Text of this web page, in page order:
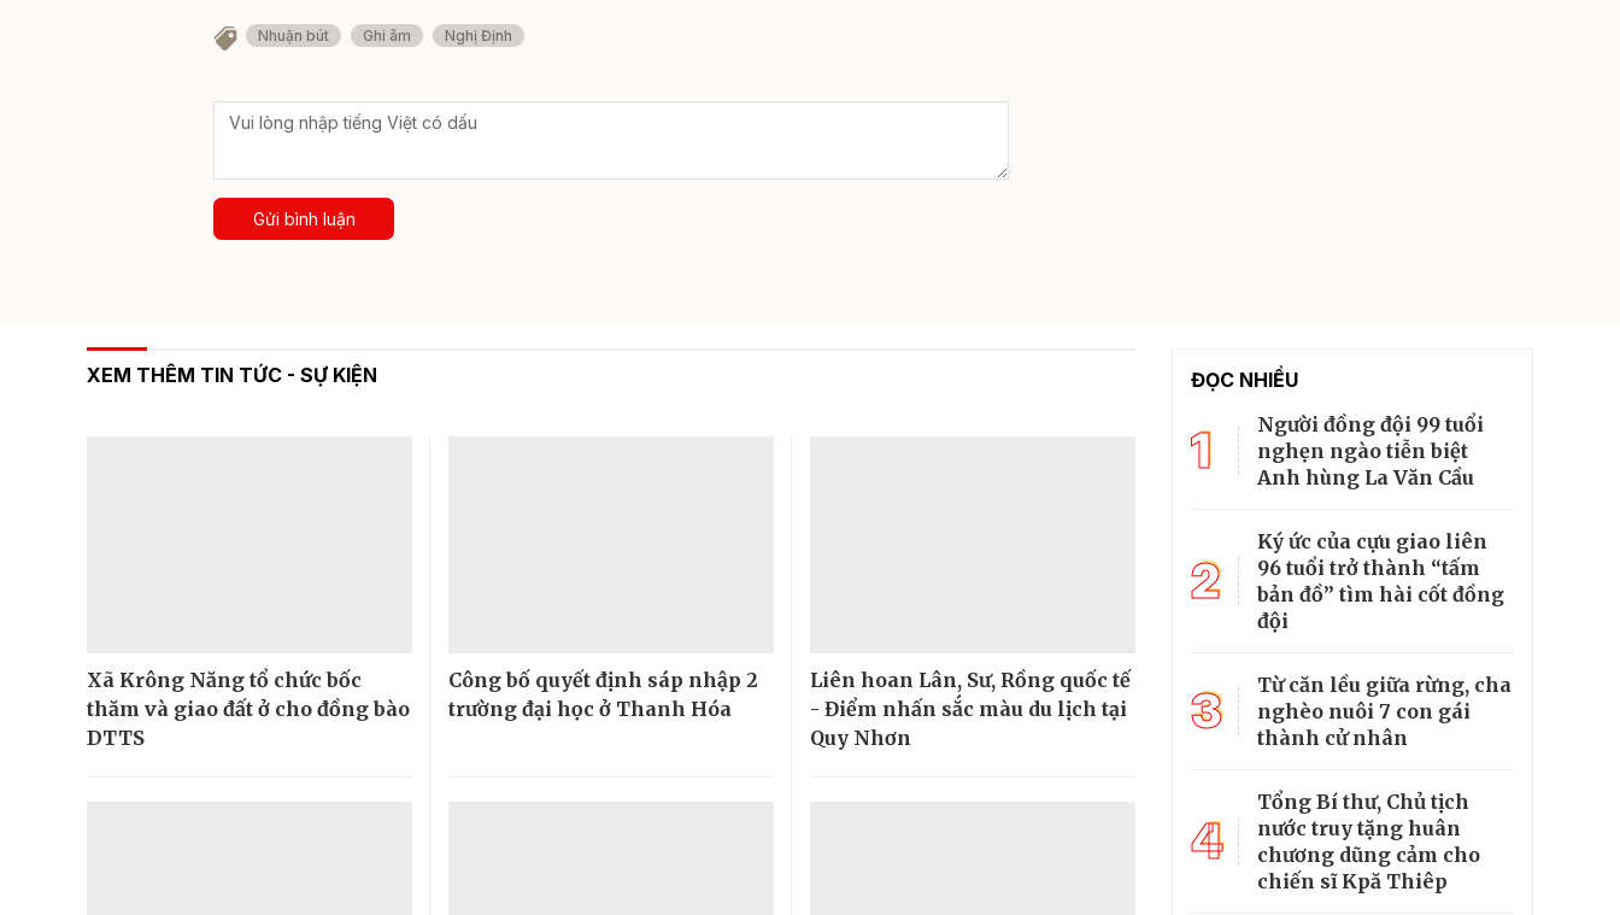
Nhuận bút Ghi âm Nghị Định
Gửi bình luận
XEM THÊM TIN TỨC - SỰ KIỆN
Xã Krông Năng tổ chức bốc
thăm và giao đất ở cho đồng bào
DTTS
Công bố quyết định sáp nhập 2
trường đại học ở Thanh Hóa
Liên hoan Lân, Sư, Rồng quốc tế
- Điểm nhấn sắc màu du lịch tại
Quy Nhơn
ĐỌC NHIỀU
1
Người đồng đội 99 tuổi
nghẹn ngào tiễn biệt
Anh hùng La Văn Cầu
2
Ký ức của cựu giao liên
96 tuổi trở thành “tấm
bản đồ” tìm hài cốt đồng
đội
3
Từ căn lều giữa rừng, cha
nghèo nuôi 7 con gái
thành cử nhân
4
Tổng Bí thư, Chủ tịch
nước truy tặng huân
chương dũng cảm cho
chiến sĩ Kpă Thiêp